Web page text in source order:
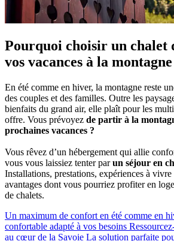
Pourquoi choisir un chalet
vos vacances à la
En été comme en hiver, la montagne reste
des couples et des familles. Outre les
bienfaits du grand air, elle plaît pour les
offre. Vous prévoyez de partir à la
prochaines vacances ?
Vous rêvez d’un hébergement qui allie
vous vous laissiez tenter parun séjour en
Installations, prestations, expériences à
avantages dont vous pourriez profiter en
de chalets.
Un maximum de confort en été comme en
confortable adapté à vos besoins
au cœur de la Savoie La solution parfaite